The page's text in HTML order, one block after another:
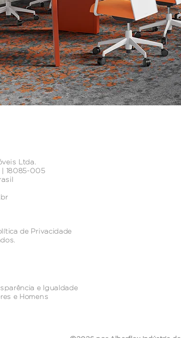
Ltda.
| 18085-005
de Privacidade
e Igualdade
e Homens